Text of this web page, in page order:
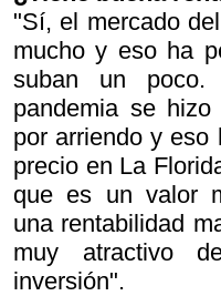
"Sí, el mercado
mucho y eso ha
suban un
pandemia se
por arriendo y eso
precio en La
que es un valor
una rentabilidad
muy atractivo
inversión".